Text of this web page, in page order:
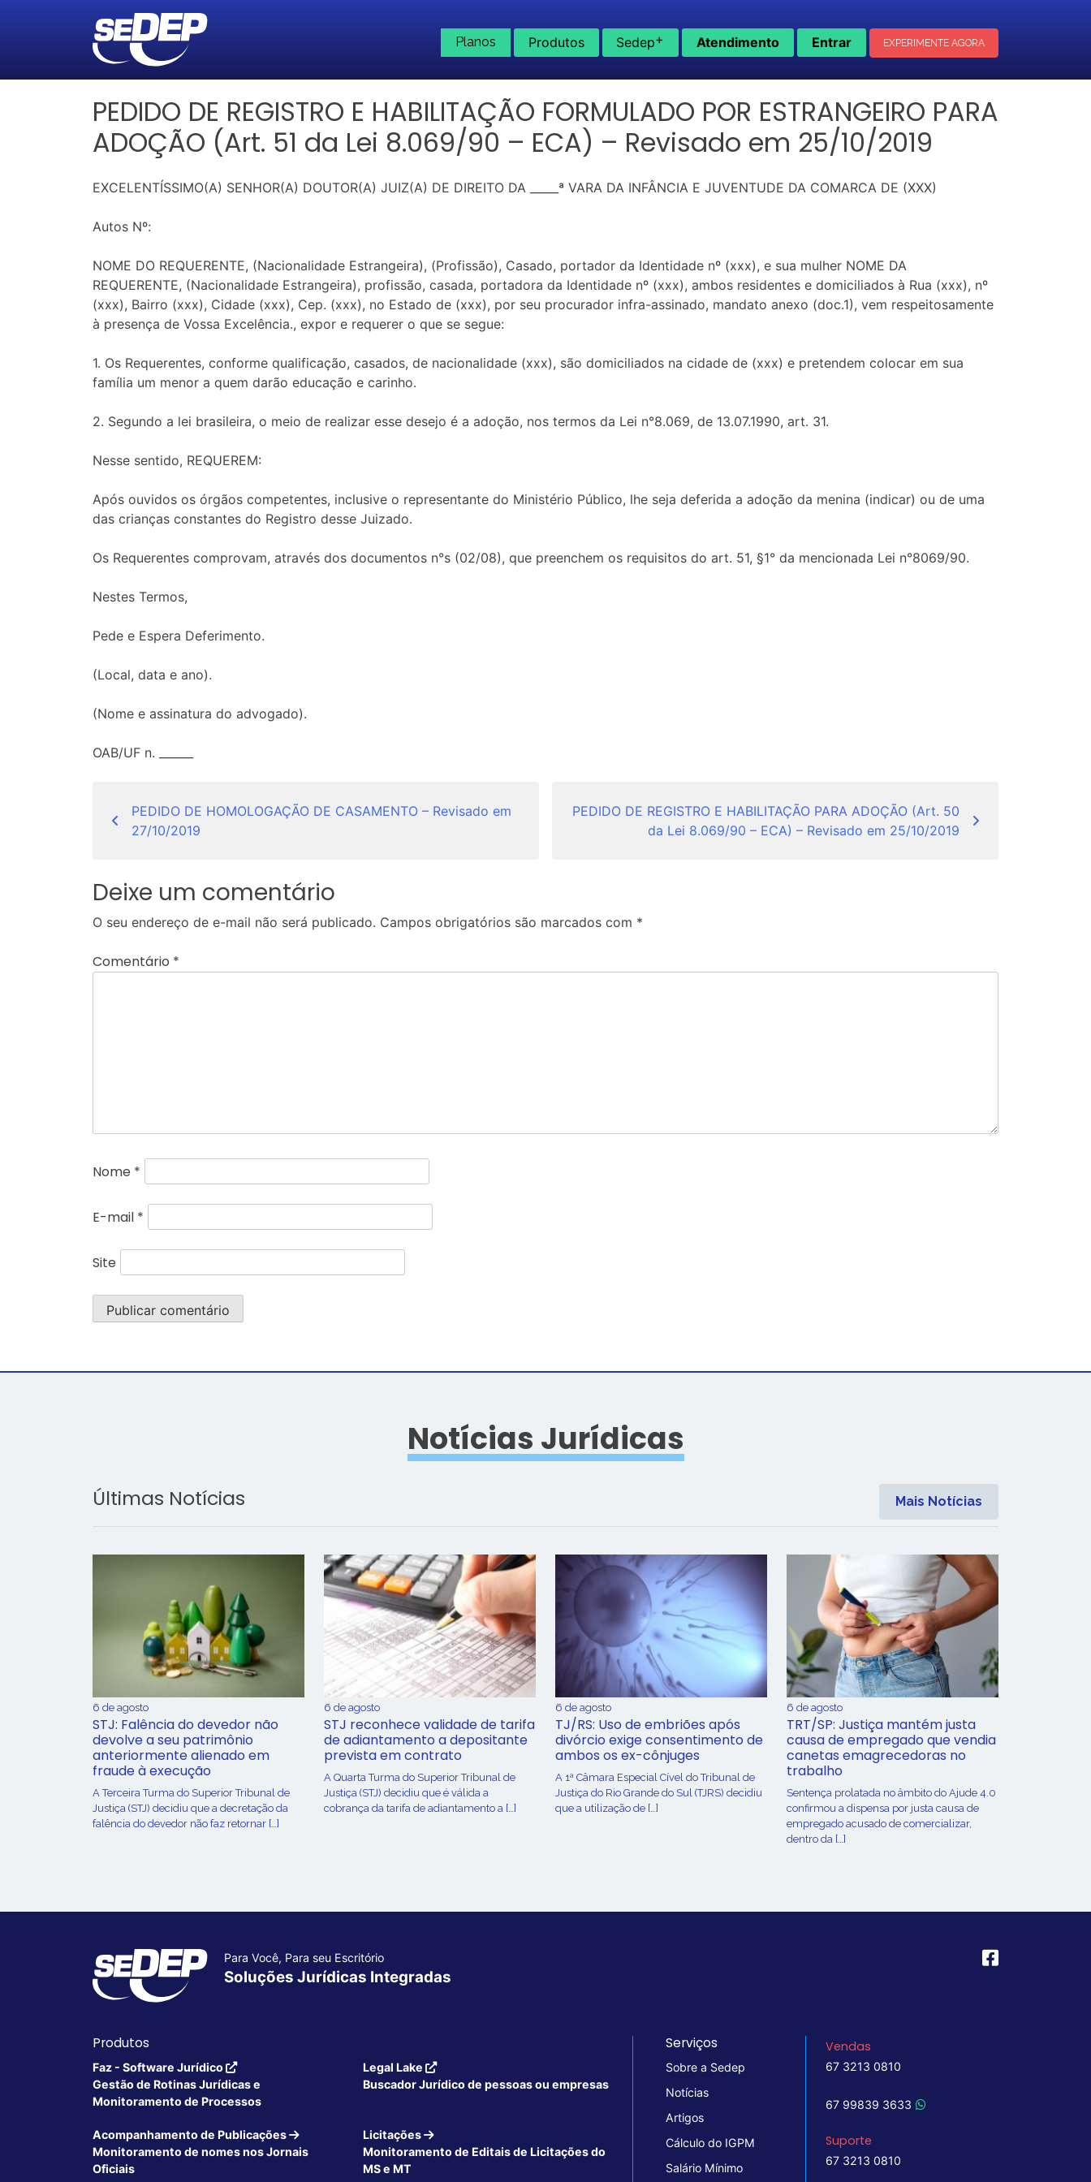
Planos Produtos Sedep+ Atendimento Entrar EXPERIMENTE AGORA
PEDIDO DE REGISTRO E HABILITAÇÃO FORMULADO POR ESTRANGEIRO PARA
ADOÇÃO (Art. 51 da Lei 8.069/90 – ECA) – Revisado em 25/10/2019
EXCELENTÍSSIMO(A) SENHOR(A) DOUTOR(A) JUIZ(A) DE DIREITO DA _____ª VARA DA INFÂNCIA E JUVENTUDE DA COMARCA DE (XXX)
Autos Nº:
NOME DO REQUERENTE, (Nacionalidade Estrangeira), (Profissão), Casado, portador da Identidade nº (xxx), e sua mulher NOME DA
REQUERENTE, (Nacionalidade Estrangeira), profissão, casada, portadora da Identidade nº (xxx), ambos residentes e domiciliados à Rua (xxx), nº
(xxx), Bairro (xxx), Cidade (xxx), Cep. (xxx), no Estado de (xxx), por seu procurador infra-assinado, mandato anexo (doc.1), vem respeitosamente
à presença de Vossa Excelência., expor e requerer o que se segue:
1. Os Requerentes, conforme qualificação, casados, de nacionalidade (xxx), são domiciliados na cidade de (xxx) e pretendem colocar em sua
família um menor a quem darão educação e carinho.
2. Segundo a lei brasileira, o meio de realizar esse desejo é a adoção, nos termos da Lei n°8.069, de 13.07.1990, art. 31.
Nesse sentido, REQUEREM:
Após ouvidos os órgãos competentes, inclusive o representante do Ministério Público, lhe seja deferida a adoção da menina (indicar) ou de uma
das crianças constantes do Registro desse Juizado.
Os Requerentes comprovam, através dos documentos n°s (02/08), que preenchem os requisitos do art. 51, §1° da mencionada Lei n°8069/90.
Nestes Termos,
Pede e Espera Deferimento.
(Local, data e ano).
(Nome e assinatura do advogado).
OAB/UF n. ______
Navegação
de
PEDIDO DE HOMOLOGAÇÃO DE CASAMENTO – Revisado em
27/10/2019
PEDIDO DE REGISTRO E HABILITAÇÃO PARA ADOÇÃO (Art. 50
da Lei 8.069/90 – ECA) – Revisado em 25/10/2019
Deixe um comentário
O seu endereço de e-mail não será publicado. Campos obrigatórios são marcados com *
Comentário *
Nome *
E-mail *
Site
Notícias Jurídicas
Últimas Notícias Mais Notícias
6 de agosto
STJ: Falência do devedor não
devolve a seu patrimônio
anteriormente alienado em
fraude à execução
A Terceira Turma do Superior Tribunal de
Justiça (STJ) decidiu que a decretação da
falência do devedor não faz retornar […]
6 de agosto
STJ reconhece validade de tarifa
de adiantamento a depositante
prevista em contrato
A Quarta Turma do Superior Tribunal de
Justiça (STJ) decidiu que é válida a
cobrança da tarifa de adiantamento a […]
6 de agosto
TJ/RS: Uso de embriões após
divórcio exige consentimento de
ambos os ex-cônjuges
A 1ª Câmara Especial Cível do Tribunal de
Justiça do Rio Grande do Sul (TJRS) decidiu
que a utilização de […]
6 de agosto
TRT/SP: Justiça mantém justa
causa de empregado que vendia
canetas emagrecedoras no
trabalho
Sentença prolatada no âmbito do Ajude 4.0
confirmou a dispensa por justa causa de
empregado acusado de comercializar,
dentro da […]
Para Você, Para seu Escritório
Soluções Jurídicas Integradas
Produtos
Faz - Software Jurídico
Gestão de Rotinas Jurídicas e
Monitoramento de Processos
Legal Lake
Buscador Jurídico de pessoas ou empresas
Acompanhamento de Publicações
Monitoramento de nomes nos Jornais
Oficiais
Licitações
Monitoramento de Editais de Licitações do
MS e MT
Serviços
Sobre a Sedep
Notícias
Artigos
Cálculo do IGPM
Salário Mínimo
Vendas
67 3213 0810
67 99839 3633
Suporte
67 3213 0810